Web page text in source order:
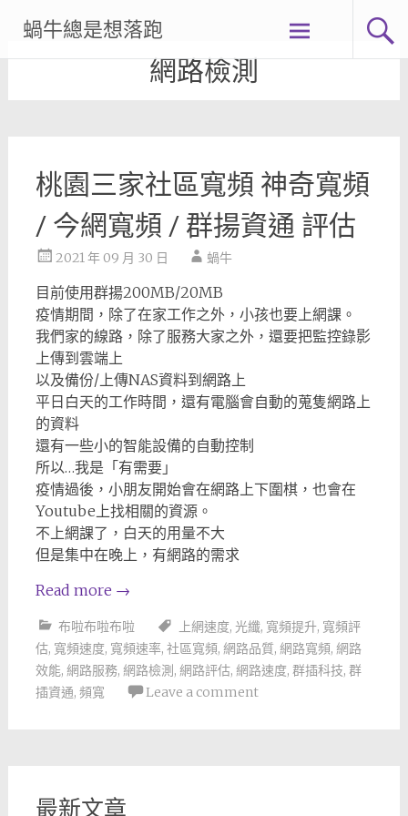
content
蝸牛總是想落跑
網路檢測
桃園三家社區寬頻 神奇寬頻
/ 今網寬頻 / 群揚資通 評估
2021 年 09 月 30 日 蝸牛
目前使用群揚200MB/20MB
疫情期間，除了在家工作之外，小孩也要上網課。
我們家的線路，除了服務大家之外，還要把監控錄影
上傳到雲端上
以及備份/上傳NAS資料到網路上
平日白天的工作時間，還有電腦會自動的蒐隻網路上
的資料
還有一些小的智能設備的自動控制
所以…我是「有需要」
疫情過後，小朋友開始會在網路上下圍棋，也會在
Youtube上找相關的資源。
不上網課了，白天的用量不大
但是集中在晚上，有網路的需求
Read more →
布啦布啦布啦 上網速度, 光纖, 寬頻提升, 寬頻評
估, 寬頻速度, 寬頻速率, 社區寬頻, 網路品質, 網路寬頻, 網路
效能, 網路服務, 網路檢測 , 網路評估, 網路速度, 群插科技, 群
插資通, 頻寬 Leave a comment
最新文章